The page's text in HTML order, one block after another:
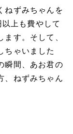
ねずみちゃんを
上も費やして
す。そして、
ゃいました
瞬間、あお君の
、ねずみちゃん